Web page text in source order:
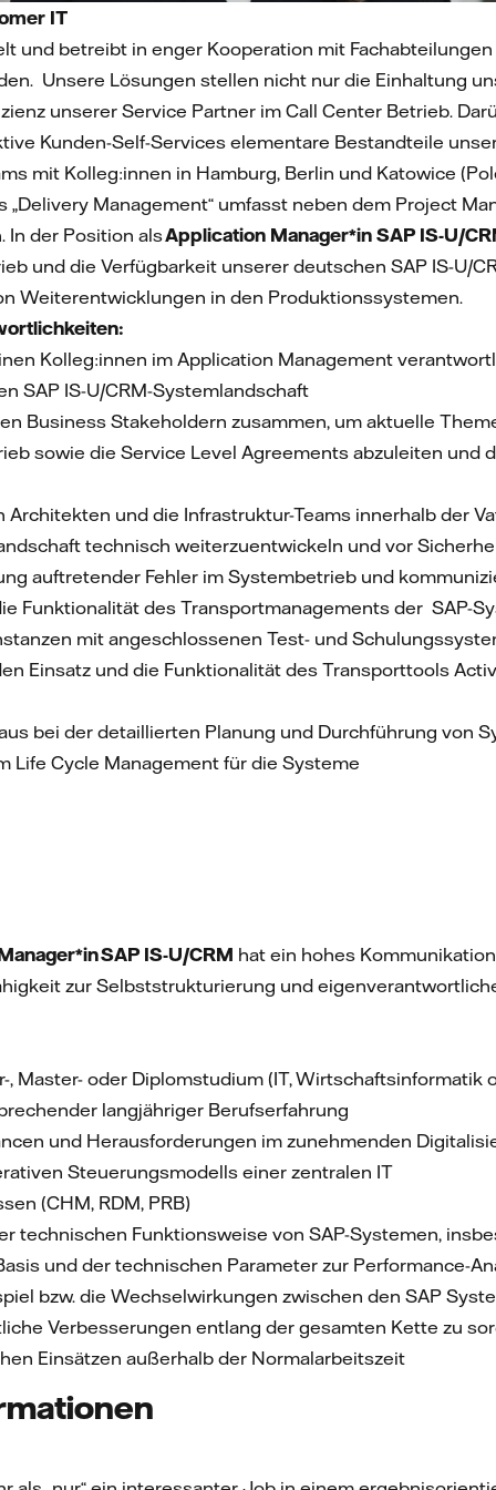
IT
und betreibt in enger Kooperation mit
Unsere Lösungen stellen nicht nur die Einhaltung
unserer Service Partner im Call Center Betrieb.
Kunden-Self-Services elementare Bestandteile
mit Kolleg:innen in Hamburg, Berlin und Katowice
„Delivery Management“ umfasst neben dem Project
In der Position alsApplication Manager*in SAP IS-U/
und die Verfügbarkeit unserer deutschen SAP IS-U/
Weiterentwicklungen in den Produktionssystemen.
Kolleg:innen im Application Management
SAP IS-U/CRM-Systemlandschaft
Business Stakeholdern zusammen, um aktuelle
sowie die Service Level Agreements abzuleiten und
und die Infrastruktur-Teams innerhalb der
technisch weiterzuentwickeln und vor
auftretender Fehler im Systembetrieb und
Funktionalität des Transportmanagements der SAP-
mit angeschlossenen Test- und
Einsatz und die Funktionalität des Transporttools
bei der detaillierten Planung und Durchführung von
Life Cycle Management für die Systeme
SAP IS-U/CRM hat ein hohes
zur Selbststrukturierung und
, Master- oder Diplomstudium (IT,
langjähriger Berufserfahrung
und Herausforderungen im zunehmenden
Steuerungsmodells einer zentralen IT
(CHM, RDM, PRB)
technischen Funktionsweise von SAP-Systemen,
und der technischen Parameter zur Performance-
bzw. die Wechselwirkungen zwischen den SAP
Verbesserungen entlang der gesamten Kette zu
Einsätzen außerhalb der Normalarbeitszeit